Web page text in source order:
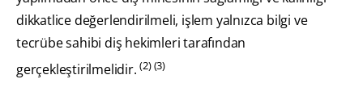
dikkatlice değerlendirilmeli, işlem yalnızca bilgi ve
tecrübe sahibi diş hekimleri tarafından
gerçekleştirilmelidir.(2) (3)